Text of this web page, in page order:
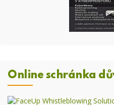
Online schránka